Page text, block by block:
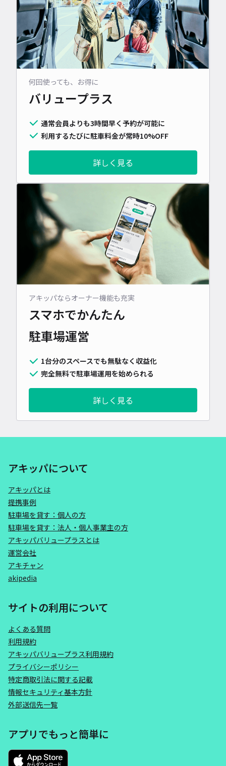
何回使っても、お得に
バリュープラス
通常会員よりも3時間早く予約が可能に
利用するたびに駐車料金が常時10%OFF
詳しく見る
アキッパならオーナー機能も充実
スマホでかんたん
駐車場運営
1台分のスペースでも無駄なく収益化
完全無料で駐車場運用を始められる
詳しく見る
アキッパについて
アキッパとは
提携事例
駐車場を貸す：個人の方
駐車場を貸す：法人・個人事業主の方
アキッパバリュープラスとは
運営会社
アキチャン
akipedia
サイトの利用について
よくある質問
利用規約
アキッパバリュープラス利用規約
プライバシーポリシー
特定商取引法に関する記載
情報セキュリティ基本方針
外部送信先一覧
アプリでもっと簡単に